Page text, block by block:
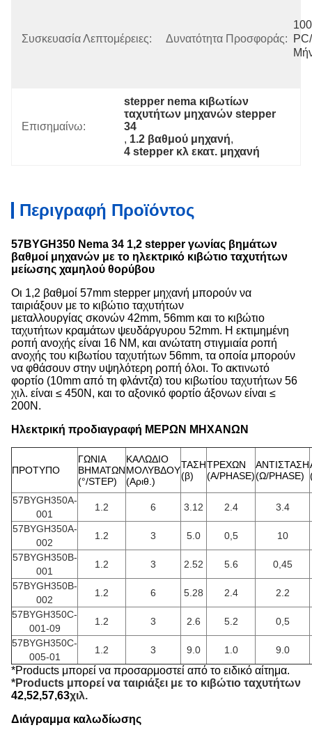
Συσκευασία Λεπτομέρειες:
Εσωτερικό
Κιβώτιο
Δυνατότητα Προσφοράς:
PC/
Επισημαίνω:
stepper nema κιβωτίων
ταχυτήτων μηχανών stepper
34
, 1.2 βαθμού μηχανή,
4 stepper κλ εκατ. μηχανή
Περιγραφή Προϊόντος
57BYGH350 Nema 34 1,2 stepper γωνίας βημάτων
βαθμοί μηχανών με το ηλεκτρικό κιβώτιο ταχυτήτων
μείωσης χαμηλού θορύβου
Οι 1,2 βαθμοί 57mm stepper μηχανή μπορούν να
ταιριάξουν με το κιβώτιο ταχυτήτων
μεταλλουργίας σκονών 42mm, 56mm και το κιβώτιο
ταχυτήτων κραμάτων ψευδάργυρου 52mm. Η εκτιμημένη
ροπή ανοχής είναι 16 NM, και ανώτατη στιγμιαία ροπή
ανοχής του κιβωτίου ταχυτήτων 56mm, τα οποία μπορούν
να φθάσουν στην υψηλότερη ροπή όλοι. Το ακτινωτό
φορτίο (10mm από τη φλάντζα) του κιβωτίου ταχυτήτων 56
χιλ. είναι ≤ 450N, και το αξονικό φορτίο άξονων είναι ≤
200N.
Ηλεκτρική προδιαγραφή ΜΕΡΩΝ ΜΗΧΑΝΩΝ
ΠΡΟΤΥΠΟ
ΓΩΝΙΑ
ΒΗΜΑΤΩΝ
(°/STEP)
ΚΑΛΩΔΙΟ
ΜΟΛΥΒΔΟΥ
(Αριθ.)
ΤΑΣΗ
(β)
ΤΡΕΧΩΝ
(A/PHASE)
ΑΝΤΙΣΤΑΣΗ
(Ω/PHASE)
57BYGH350A-
001
1.2 6 3.12 2.4
3.4
57BYGH350A-
002
1.2 3 5.0 0,5
10
57BYGH350B-
001
1.2 3 2.52 5.6
0,45
57BYGH350B-
002
1.2 6 5.28 2.4
2.2
57BYGH350C-
001-09
1.2 3 2.6 5.2
0,5
57BYGH350C-
005-01
1.2 3 9.0 1.0 9.0
*Products μπορεί να προσαρμοστεί από το ειδικό αίτημα.
*Products μπορεί να ταιριάξει με το κιβώτιο ταχυτήτων
42,52,57,63χιλ.
Διάγραμμα καλωδίωσης